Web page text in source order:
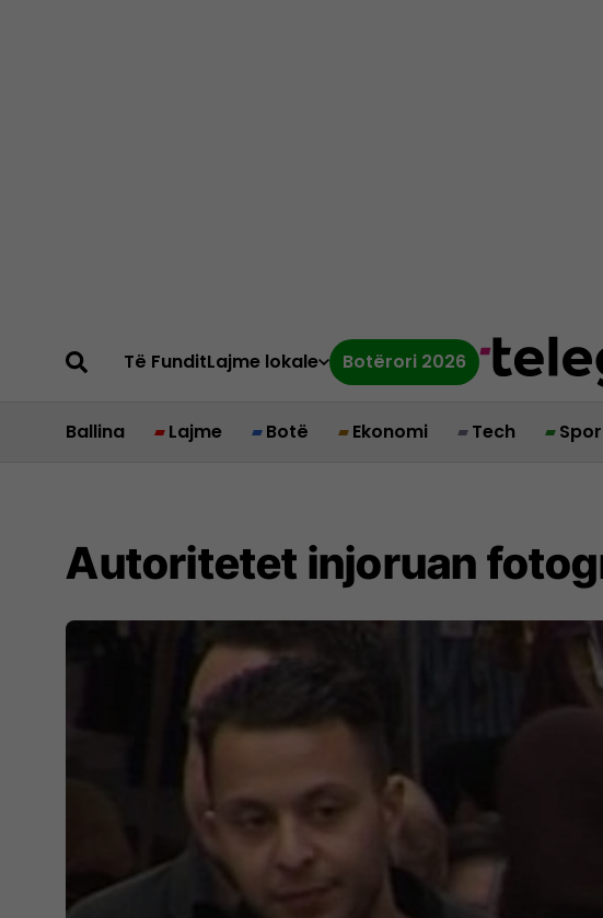
Të FunditLajme lokale Botërori 2026
Ballina Lajme Botë Ekonomi Tech
Autoritetet injoruan